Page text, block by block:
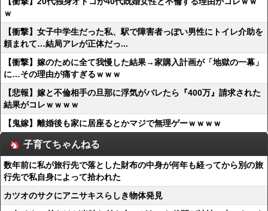
ｗ
【衝撃】女子中学生だった私、駅で障害者っぽい男性にトイレ介助を
頼まれて…結局アレが正体だっ...
【衝撃】嫁のために全て我慢した結果→家購入計画が「地獄の一幕」
に…その理由が痛すぎるｗｗｗ
【悲報】嫁と不倫相手の旦那に浮気がバレたら『400万』請求された
結果がコレｗｗｗｗ
【鬼嫁】離婚後も家に居座るとかマジで無理ゲーｗｗｗｗ
子育てちゃんねる
数年前に私が旅行先で落とした財布の中身が何年も経ってから別の旅
行先で私自身によって拾われた
カツオのサクにアニサキスらしき物体発見